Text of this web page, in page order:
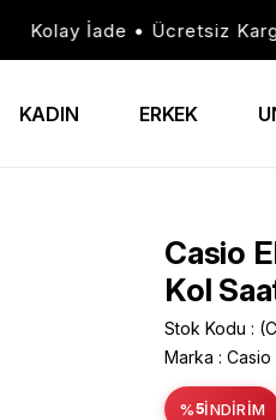
Kolay İade • Ücretsiz Kargo •
KADIN ERKEK
Casio
Kol
Stok Kodu
Marka : Casio
%5İNDIRIM